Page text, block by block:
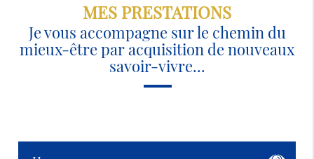
MES PRESTATIONS
Je vous accompagne sur le chemin du
mieux-être par acquisition de nouveaux
savoir-vivre...